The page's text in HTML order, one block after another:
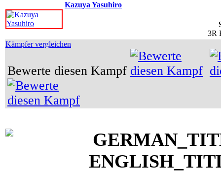
Kazuya Yasuhiro
3R
Kämpfer vergleichen
Bewerte diesen Kampf